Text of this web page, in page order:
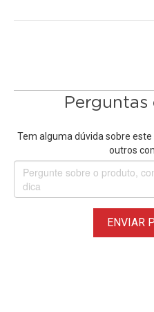
• Material livre de ácidos,
• Ideal para uso emEstúdios
O Fundo Infinito Amarelo #65
televisão, produção de
Perguntas
Tem alguma dúvida sobre
outros
ENVIAR